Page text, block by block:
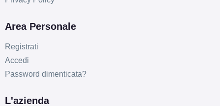
Area Personale
Registrati
Accedi
Password dimenticata?
L'azienda